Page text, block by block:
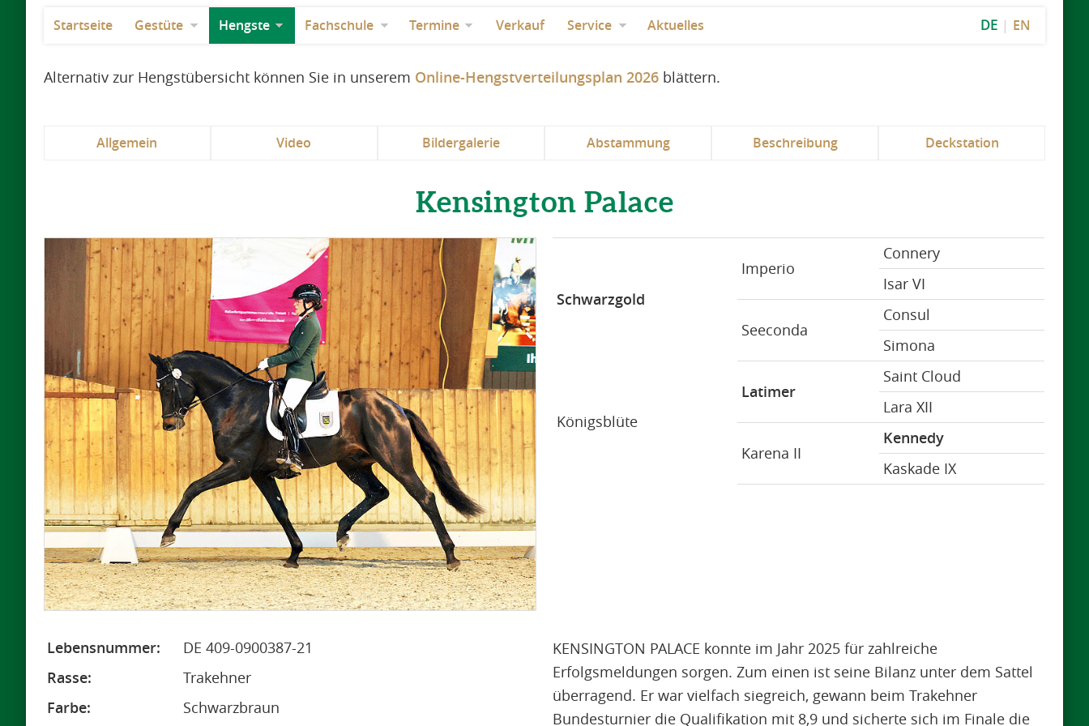
Startseite Gestüte Hengste Fachschule Termine Verkauf Service Aktuelles EN
DE
Alternativ zur Hengstübersicht können Sie in unserem Online-Hengstverteilungsplan 2026 blättern.
Allgemein Video Bildergalerie Abstammung Beschreibung Deckstation
Kensington Palace
Schwarzgold
Imperio
Connery
Isar VI
Seeconda
Consul
Simona
Königsblüte
Latimer
Saint Cloud
Lara XII
Karena II
Kennedy
Kaskade IX
Lebensnummer:
DE 409-0900387-21
Rasse:
Trakehner
Farbe:
Schwarzbraun
KENSINGTON PALACE konnte im Jahr 2025 für zahlreiche
Erfolgsmeldungen sorgen. Zum einen ist seine Bilanz unter dem Sattel
überragend. Er war vielfach siegreich, gewann beim Trakehner
Bundesturnier die Qualifikation mit 8,9 und sicherte sich im Finale die